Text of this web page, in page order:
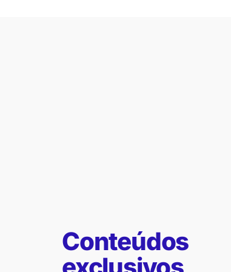
Conteúdos